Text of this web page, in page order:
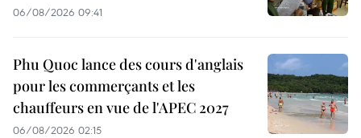
06/08/2026 09:41
Phu Quoc lance des cours d'anglais
pour les commerçants et les
chauffeurs en vue de l'APEC 2027
06/08/2026 02:15